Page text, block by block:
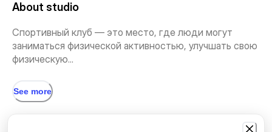
About studio
Спортивный клуб — это место, где люди могут
заниматься физической активностью, улучшать свою
физическую...
See more